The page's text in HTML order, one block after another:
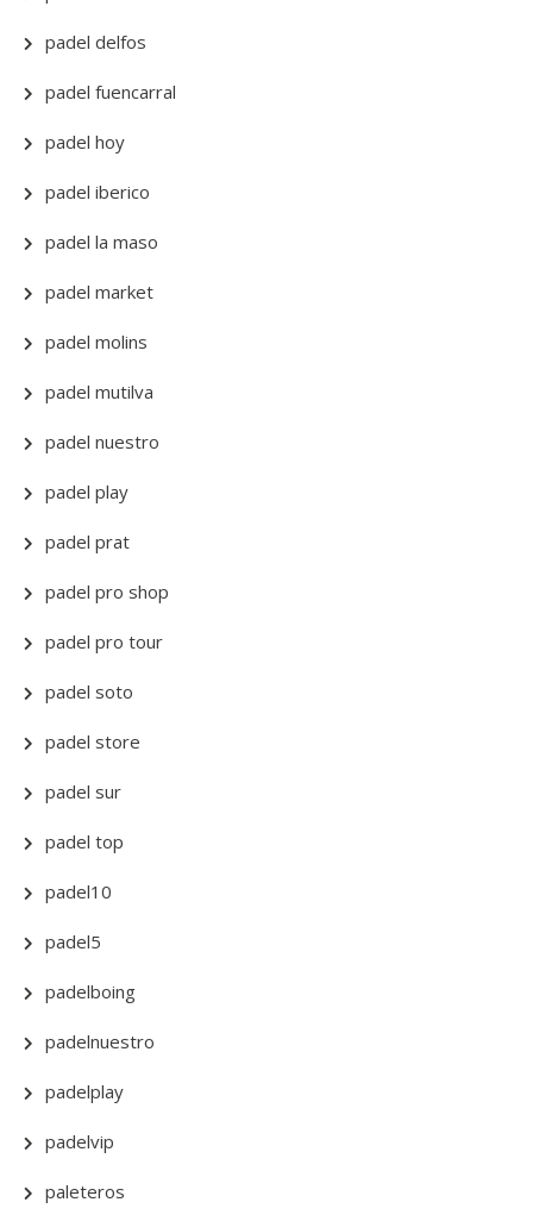
padel delfos
padel fuencarral
padel hoy
padel iberico
padel la maso
padel market
padel molins
padel mutilva
padel nuestro
padel play
padel prat
padel pro shop
padel pro tour
padel soto
padel store
padel sur
padel top
padel10
padel5
padelboing
padelnuestro
padelplay
padelvip
paleteros